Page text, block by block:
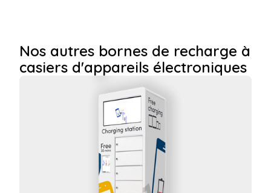
Nos autres bornes de recharge à
casiers d'appareils électroniques